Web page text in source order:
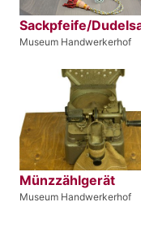
Sackpfeife/
Museum Handwerkerhof
Münzzählgerät
Museum Handwerkerhof